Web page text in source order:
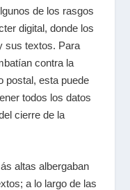
de los rasgos
digital, donde los
sus textos. Para
contra la
postal, esta puede
todos los datos
cierre de la
altas albergaban
a lo largo de las